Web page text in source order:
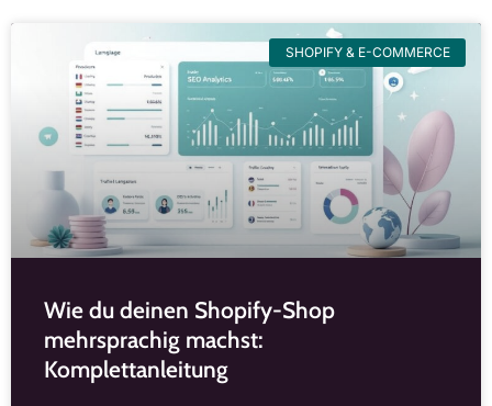
SHOPIFY & E-COMMERCE
Wie du deinen Shopify-Shop
mehrsprachig machst:
Komplettanleitung